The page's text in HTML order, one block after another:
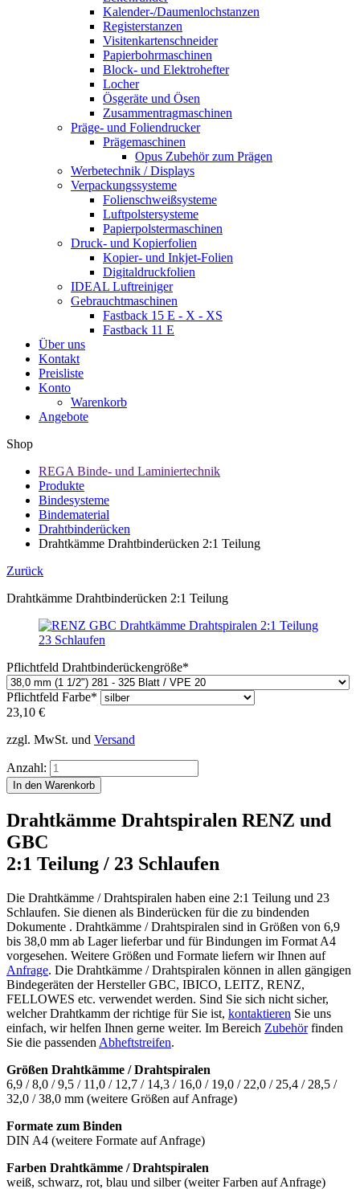
Kalender-/Daumenlochstanzen
Registerstanzen
Visitenkartenschneider
Papierbohrmaschinen
Block- und Elektrohefter
Locher
Ösgeräte und Ösen
Zusammentragmaschinen
Präge- und Foliendrucker
Prägemaschinen
Opus Zubehör zum Prägen
Werbetechnik / Displays
Verpackungssysteme
Folienschweißsysteme
Luftpolstersysteme
Papierpolstermaschinen
Druck- und Kopierfolien
Kopier- und Inkjet-Folien
Digitaldruckfolien
IDEAL Luftreiniger
Gebrauchtmaschinen
Fastback 15 E - X - XS
Fastback 11 E
Über uns
Kontakt
Preisliste
Konto
Warenkorb
Angebote
Shop
REGA Binde- und Laminiertechnik
Produkte
Bindesysteme
Bindematerial
Drahtbinderücken
Drahtkämme Drahtbinderücken 2:1 Teilung
Zurück
Drahtkämme Drahtbinderücken 2:1 Teilung
Pflichtfeld Drahtbinderückengröße*
Pflichtfeld Farbe*
23,10 €
zzgl. MwSt. und Versand
Anzahl:
Drahtkämme Drahtspiralen RENZ und
GBC
2:1 Teilung / 23 Schlaufen
Die Drahtkämme / Drahtspiralen haben eine 2:1 Teilung und 23
Schlaufen. Sie dienen als Binderücken für die zu bindenden
Dokumente . Drahtkämme / Drahtspiralen sind in Größen von 6,9
bis 38,0 mm ab Lager lieferbar und für Bindungen im Format A4
vorgesehen. Weitere Größen und Formate liefern wir Ihnen auf
Anfrage. Die Drahtkämme / Drahtspiralen können in allen gängigen
Bindegeräten der Hersteller GBC, IBICO, LEITZ, RENZ,
FELLOWES etc. verwendet werden. Sind Sie sich nicht sicher,
welcher Drahtkamm der richtige für Sie ist, kontaktieren Sie uns
einfach, wir helfen Ihnen gerne weiter. Im Bereich Zubehörfinden
Sie die passenden Abheftstreifen.
Größen Drahtkämme / Drahtspiralen
6,9 / 8,0 / 9,5 / 11,0 / 12,7 / 14,3 / 16,0 / 19,0 / 22,0 / 25,4 / 28,5 /
32,0 / 38,0 mm (weitere Größen auf Anfrage)
Formate zum Binden
DIN A4 (weitere Formate auf Anfrage)
Farben Drahtkämme / Drahtspiralen
weiß, schwarz, rot, blau und silber (weiter Farben auf Anfrage)